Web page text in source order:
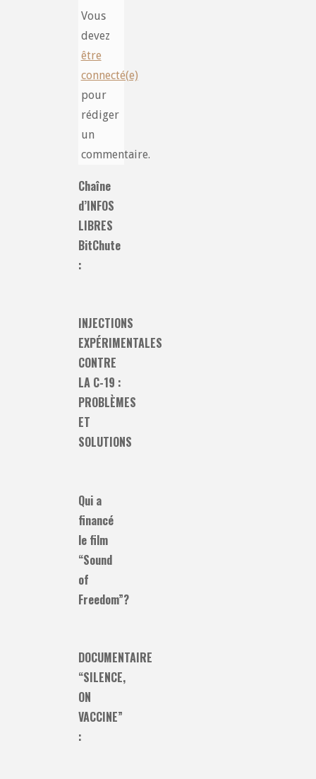
Vous
devez
être
connecté(e)
pour
rédiger
un
commentaire.
Chaîne
d’INFOS
LIBRES
BitChute
:
INJECTIONS
EXPÉRIMENTALES
CONTRE
LA C-19 :
PROBLÈMES
ET
SOLUTIONS
Qui a
financé
le film
“Sound
of
Freedom”?
DOCUMENTAIRE
“SILENCE,
ON
VACCINE”
: